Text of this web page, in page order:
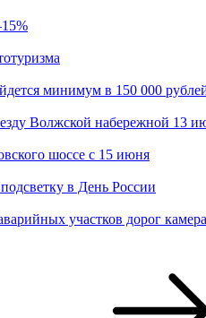
минимум в 150 000
Волжской набережной 13
шоссе с 15 июня
в День России
участков дорог